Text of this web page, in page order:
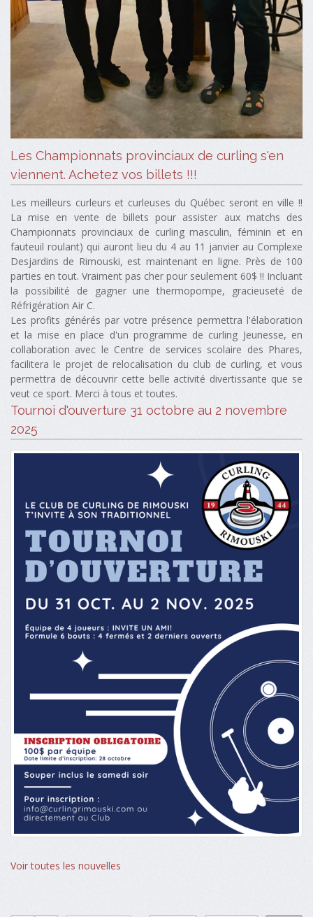
Les Championnats provinciaux de curling s'en
viennent. Achetez vos billets !!!
Les meilleurs curleurs et curleuses du Québec seront en ville !!
La mise en vente de billets pour assister aux matchs des
Championnats provinciaux de curling masculin, féminin et en
fauteuil roulant) qui auront lieu du 4 au 11 janvier au Complexe
Desjardins de Rimouski, est maintenant en ligne. Près de 100
parties en tout. Vraiment pas cher pour seulement 60$ !! Incluant
la possibilité de gagner une thermopompe, gracieuseté de
Réfrigération Air C.
Les profits générés par votre présence permettra l'élaboration
et la mise en place d'un programme de curling Jeunesse, en
collaboration avec le Centre de services scolaire des Phares,
facilitera le projet de relocalisation du club de curling, et vous
permettra de découvrir cette belle activité divertissante que se
veut ce sport. Merci à tous et toutes.
Tournoi d'ouverture 31 octobre au 2 novembre
2025
Voir toutes les nouvelles